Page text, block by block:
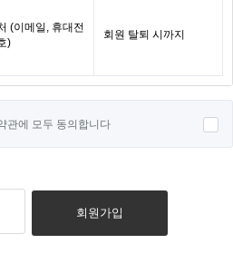
(이메일, 휴대전
)
회원 탈퇴 시까지
관에 모두 동의합니다
회원가입